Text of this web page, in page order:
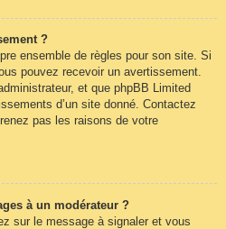
?
ensemble de règles pour son site. Si
pouvez recevoir un avertissement.
et que phpBB Limited
d’un site donné. Contactez
pas les raisons de votre
à un modérateur ?
sur le message à signaler et vous